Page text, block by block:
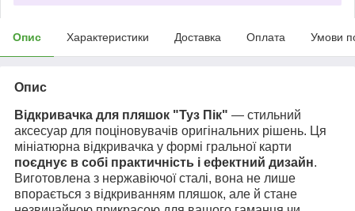
Опис Характеристики Доставка Оплата Умови
Опис
Відкривачка для пляшок "Туз Пік" — стильний
аксесуар для поціновувачів оригінальних рішень. Ця
мініатюрна відкривачка у формі гральної карти
поєднує в собі практичність і ефектний дизайн.
Виготовлена з нержавіючої сталі, вона не лише
впорається з відкриванням пляшок, але й стане